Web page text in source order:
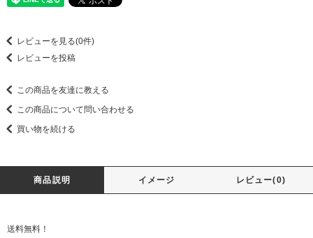
レビューを見る(0件)
レビューを投稿
この商品を友達に教える
この商品について問い合わせる
買い物を続ける
商品説明 イメージ レビュー(0)
送料無料！